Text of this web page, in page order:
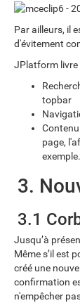
Par ailleurs, il
d'évitement
JPlatform livre
topbar
page,
exemple.
3.
3.1
Jusqu’à
Même s’il est
créé une
confirmation
n'empêcher